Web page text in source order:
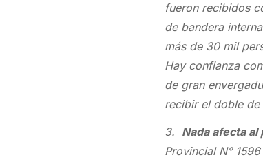
fueron recibidos
de bandera
más de 30 mil
Hay confianza
de gran
recibir el doble de
3. Nada afecta al
Provincial N°